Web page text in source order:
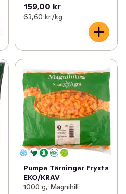
159,00 kr
63,60 kr /kg
Pumpa Tärningar Frysta
EKO/KRAV
1000 g, Magnihill